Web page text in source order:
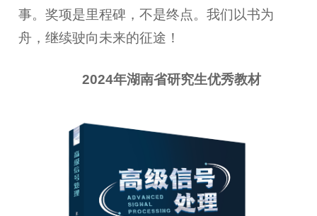
事。奖项是里程碑，不是终点。我们以书为
舟，继续驶向未来的征途！
2024年湖南省研究生优秀教材